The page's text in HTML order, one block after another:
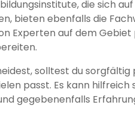
die sich
bieten ebenfalls die
Experten auf dem
solltest du
passt. Es kann hilfreich
gegebenenfalls